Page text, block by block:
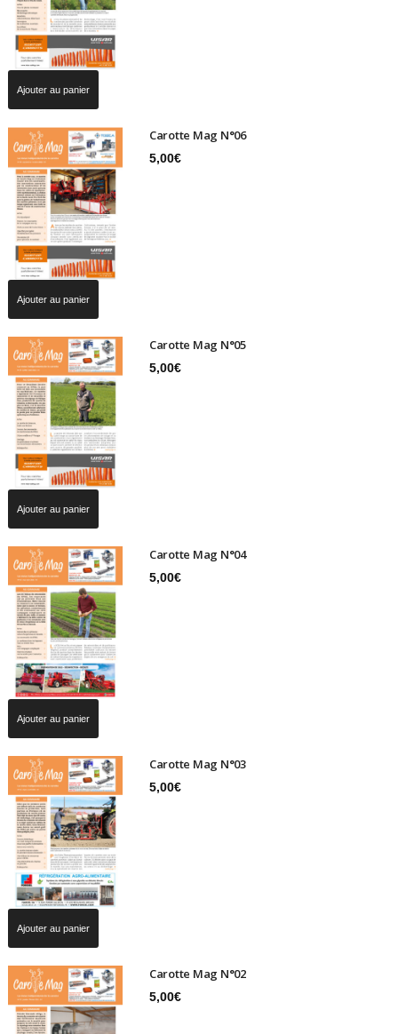
Ajouter au panier
Carotte Mag N°06
5,00€
Ajouter au panier
Carotte Mag N°05
5,00€
Ajouter au panier
Carotte Mag N°04
5,00€
Ajouter au panier
Carotte Mag N°03
5,00€
Ajouter au panier
Carotte Mag N°02
5,00€